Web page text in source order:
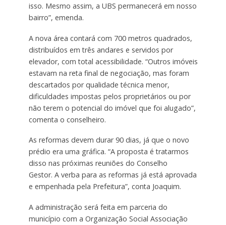
isso. Mesmo assim, a UBS permanecerá em nosso
bairro”, emenda.
A nova área contará com 700 metros quadrados,
distribuídos em três andares e servidos por
elevador, com total acessibilidade. “Outros imóveis
estavam na reta final de negociação, mas foram
descartados por qualidade técnica menor,
dificuldades impostas pelos proprietários ou por
não terem o potencial do imóvel que foi alugado”,
comenta o conselheiro.
As reformas devem durar 90 dias, já que o novo
prédio era uma gráfica. “A proposta é tratarmos
disso nas próximas reuniões do Conselho
Gestor. A verba para as reformas já está aprovada
e empenhada pela Prefeitura”, conta Joaquim.
A administração será feita em parceria do
município com a Organização Social Associação